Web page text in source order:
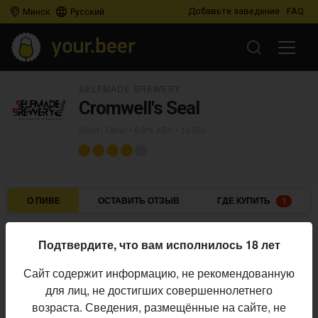
Минск Русский Добавьте заведение FAQ
Cromwell's Seal
О ПИВЕ ОСТАВИТЬ ОТЗЫВ ГДЕ КУПИТЬ 1
Пивоварня:
Selfmade Brewery
Алкоголь:
6,0%
Горечь:
16 IBU
Подтвердите, что вам исполнилось 18 лет
Сайт содержит информацию, не рекомендованную
для лиц, не достигших совершеннолетнего
возраста. Сведения, размещённые на сайте, не